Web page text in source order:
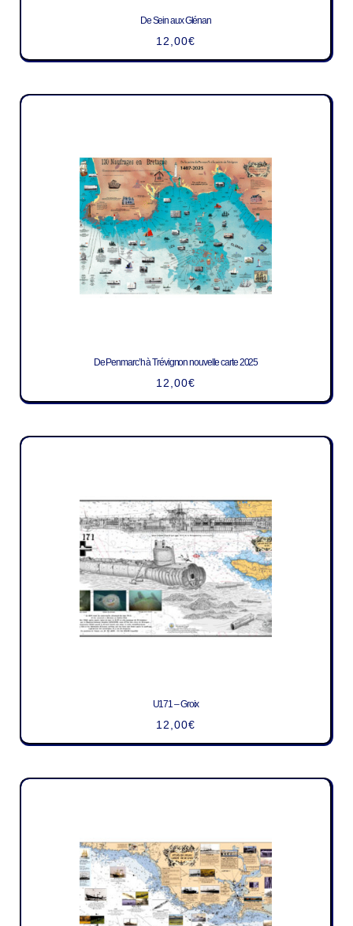
De Sein aux Glénan
12,00€
De Penmarc’h à Trévignon nouvelle carte 2025
12,00€
U171 – Groix
12,00€